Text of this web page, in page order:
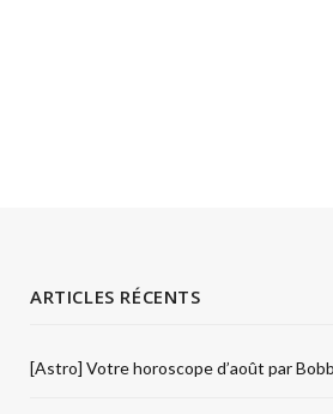
ARTICLES RÉCENTS
[Astro] Votre horoscope d’août par